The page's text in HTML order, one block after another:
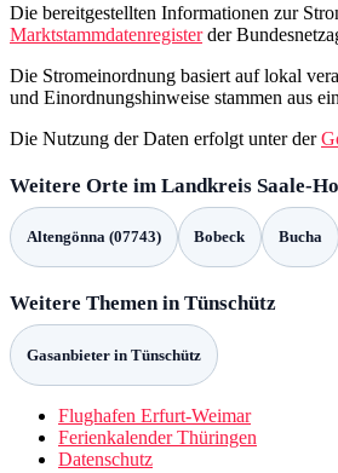
Die bereitgestellten Informationen zur
Marktstammdatenregisterder
Die Stromeinordnung basiert auf lokal
und Einordnungshinweise stammen aus
Die Nutzung der Daten erfolgt unter der
Weitere Orte im Landkreis Saale-
Altengönna (07743) Bobeck Bucha
Weitere Themen in Tünschütz
Gasanbieter in Tünschütz
Flughafen Erfurt-Weimar
Ferienkalender Thüringen
Datenschutz